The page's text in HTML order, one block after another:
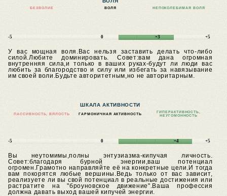
БЕЗВОЛИЕ ВОЛЯ НЕПОКОЛЕБИМАЯ ВОЛЯ
-5 0 +3 +5
У вас мощная воля.Вас нельзя заставить делать что-либо
силой.Любите доминировать.Совет:вам дана огромная
внутренняя сила,и только в ваших руках-будут ли люди вас
любить за благородство и силу или избегать за навязывание
им своей воли.Будьте авторитетным,но не авторитарным.
ШКАЛА АКТИВНОСТИ
ПАССИВНОСТЬ, ВЯЛОСТЬ ГАРМОНИЧНАЯ АКТИВНОСТЬ
ГИПЕРАКТИВНОСТЬ,
НЕУГОМОННОСТЬ
-5 0 +4 +5
Вы неутомимы,полны энтузиазма-кипучая личность.
Совет:благодаря бурной энергии,ваш потенциал
огромен.Грамотно направляйте её на конкретные цели.И тогда
вам покорятся любые вершины.Ведь только от вас зависит,
реализуете ли вы свой потенциал в реальные достижения или
растратите на "броуновское движение".Ваша профессия
должна давать выход вашей кипучей энергии.